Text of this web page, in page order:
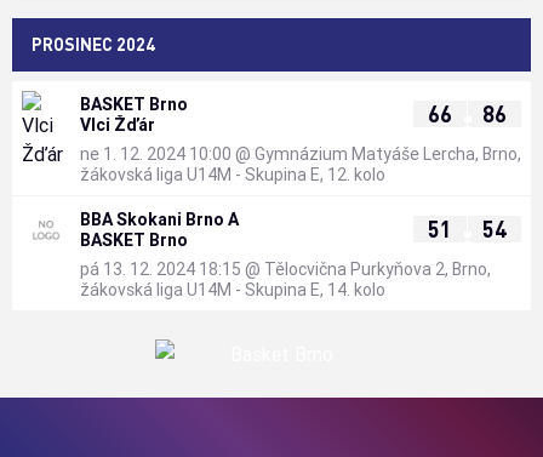
PROSINEC 2024
BASKET Brno
Vlci Žďár
66 86
ne 1. 12. 2024 10:00 @ Gymnázium Matyáše Lercha, Brno,
žákovská liga U14M - Skupina E, 12. kolo
BBA Skokani Brno A
BASKET Brno
51 54
pá 13. 12. 2024 18:15 @ Tělocvična Purkyňova 2, Brno,
žákovská liga U14M - Skupina E, 14. kolo